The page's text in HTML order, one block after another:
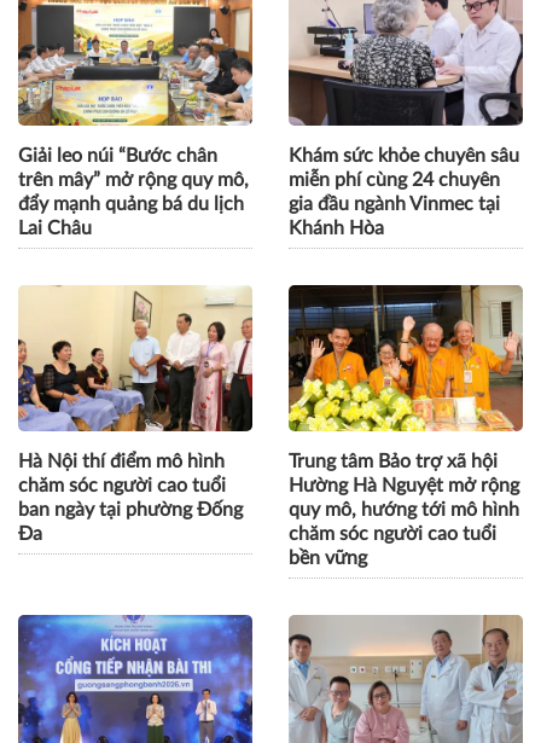
Giải leo núi “Bước chân
trên mây” mở rộng quy mô,
đẩy mạnh quảng bá du lịch
Lai Châu
Khám sức khỏe chuyên sâu
miễn phí cùng 24 chuyên
gia đầu ngành Vinmec tại
Khánh Hòa
Hà Nội thí điểm mô hình
chăm sóc người cao tuổi
ban ngày tại phường Đống
Đa
Trung tâm Bảo trợ xã hội
Hường Hà Nguyệt mở rộng
quy mô, hướng tới mô hình
chăm sóc người cao tuổi
bền vững